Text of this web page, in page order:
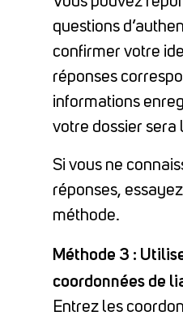
questions
confirmer votre
réponses
informations
votre dossier sera
Si vous ne
réponses,
méthode.
Méthode 3 :
coordonnées de
Entrez les